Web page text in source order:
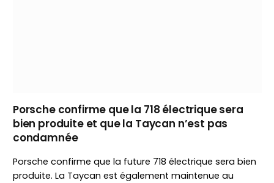
Porsche confirme que la 718 électrique sera
bien produite et que la Taycan n’est pas
condamnée
Porsche confirme que la future 718 électrique sera bien
produite. La Taycan est également maintenue au